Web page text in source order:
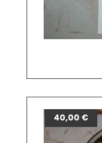
40,00 €